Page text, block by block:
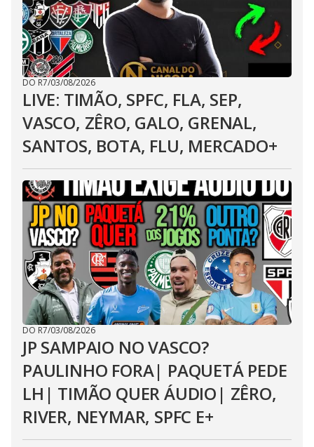
DO R7/03/08/2026
LIVE: TIMÃO, SPFC, FLA, SEP,
VASCO, ZÊRO, GALO, GRENAL,
SANTOS, BOTA, FLU, MERCADO+
DO R7/03/08/2026
JP SAMPAIO NO VASCO?
PAULINHO FORA| PAQUETÁ PEDE
LH| TIMÃO QUER ÁUDIO| ZÊRO,
RIVER, NEYMAR, SPFC E+